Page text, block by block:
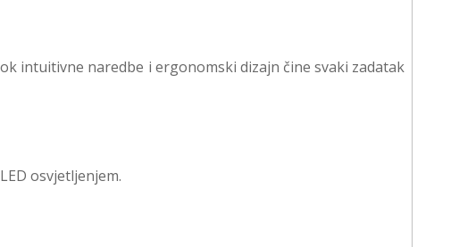
intuitivne naredbe i ergonomski dizajn čine svaki zadatak
osvjetljenjem.